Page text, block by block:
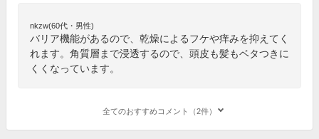
nkzw(60代・男性)
バリア機能があるので、乾燥によるフケや痒みを抑えてく
れます。角質層まで浸透するので、頭皮も髪もベタつきに
くくなっています。
全てのおすすめコメント（2件）